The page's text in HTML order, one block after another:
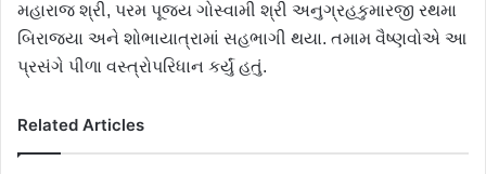
મહારાજ શ્રી, પરમ પૂજ્ય ગોસ્વામી શ્રી અનુગ્રહકુમારજી રથમા
બિરાજ્યા અને શોભાયાત્રામાં સહભાગી થયા. તમામ વૈષ્ણવોએ આ
પ્રસંગે પીળા વસ્ત્રોપરિધાન કર્યું હતું.
Related Articles